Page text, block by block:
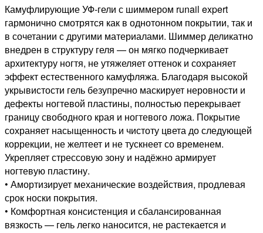
Expert
№135,
15г
банка
Камуфлирующие УФ-гели с шиммером runail expert
гармонично смотрятся как в однотонном покрытии, так и
в сочетании с другими материалами. Шиммер деликатно
внедрен в структуру геля — он мягко подчеркивает
архитектуру ногтя, не утяжеляет оттенок и сохраняет
эффект естественного камуфляжа. Благодаря высокой
укрывистости гель безупречно маскирует неровности и
дефекты ногтевой пластины, полностью перекрывает
границу свободного края и ногтевого ложа. Покрытие
сохраняет насыщенность и чистоту цвета до следующей
коррекции, не желтеет и не тускнеет со временем.
Укрепляет стрессовую зону и надёжно армирует
ногтевую пластину.
• Амортизирует механические воздействия, продлевая
срок носки покрытия.
• Комфортная консистенция и сбалансированная
вязкость — гель легко наносится, не растекается и